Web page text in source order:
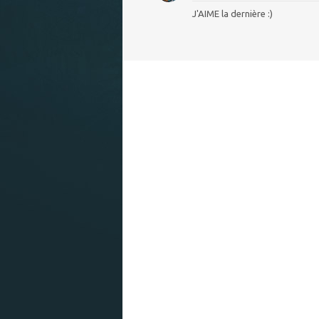
J'AIME la dernière :)